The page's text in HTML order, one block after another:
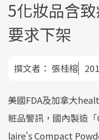
5化妝品含
要求下架
撰文者： 張桂榕
美國FDA及加拿大
粧品警訊，國內製造
laire's Compact